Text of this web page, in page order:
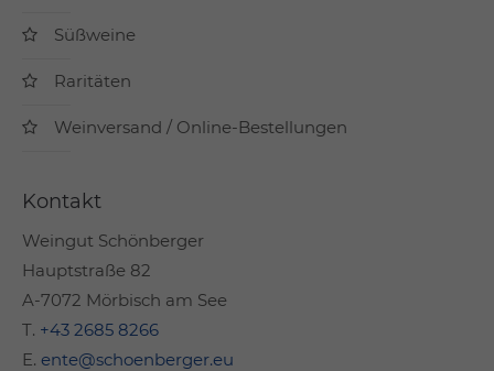
Süßweine
Raritäten
Weinversand / Online-Bestellungen
Kontakt
Weingut Schönberger
Hauptstraße 82
A-7072 Mörbisch am See
T. +43 2685 8266
E. ente@schoenberger.eu